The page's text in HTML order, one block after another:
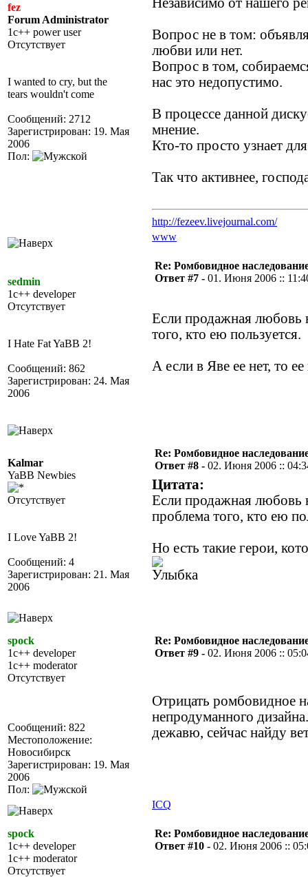
fez
Forum Administrator
1c++ power user
Отсутствует
I wanted to cry, but the
tears wouldn't come
Сообщений: 2712
Зарегистрирован: 19. Мая
2006
Пол:
Вопрос не в том:
любви или нет.
Вопрос в том,
нас это недопустимо.
В процессе данной
мнение.
Кто-то просто узнает
Так что активнее,
http://fezeev.livejournal.com/
www
sedmin
1c++ developer
Отсутствует
I Hate Fat YaBB 2!
Сообщений: 862
Зарегистрирован: 24. Мая
2006
Re: Ромбовидное
Ответ #7 - 01. Июня 2006 ::
Если продажная любовь
того, кто ею пользуется.
А если в Яве ее нет, то ее
Kalmar
YaBB Newbies
Отсутствует
I Love YaBB 2!
Сообщений: 4
Зарегистрирован: 21. Мая
2006
Re: Ромбовидное
Ответ #8 - 02. Июня 2006 ::
Цитата:
Если продажная любовь
проблема того, кто ею
Но есть такие герои,
spock
1c++ developer
1c++ moderator
Отсутствует
Сообщений: 822
Местоположение:
Новосибирск
Зарегистрирован: 19. Мая
2006
Пол:
Re: Ромбовидное
Ответ #9 - 02. Июня 2006 ::
Отрицать ромбовидное
непродуманного дизайна.
дежавю, сейчас найду
ICQ
spock
1c++ developer
1c++ moderator
Отсутствует
Re: Ромбовидное
Ответ #10 - 02. Июня 2006 ::